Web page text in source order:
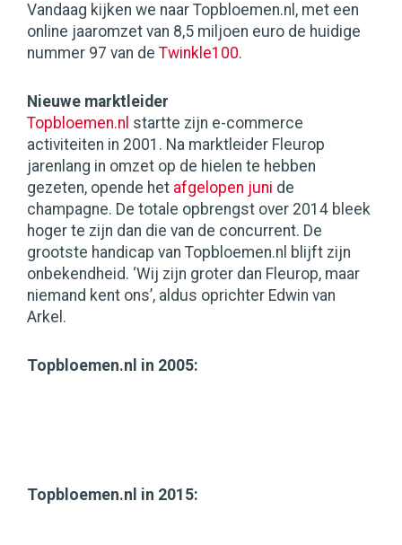
Vandaag kijken we naar Topbloemen.nl, met een
online jaaromzet van 8,5 miljoen euro de huidige
nummer 97 van de Twinkle100.
Nieuwe marktleider
Topbloemen.nl startte zijn e-commerce
activiteiten in 2001. Na marktleider Fleurop
jarenlang in omzet op de hielen te hebben
gezeten, opende het afgelopen juni de
champagne. De totale opbrengst over 2014 bleek
hoger te zijn dan die van de concurrent. De
grootste handicap van Topbloemen.nl blijft zijn
onbekendheid. ‘Wij zijn groter dan Fleurop, maar
niemand kent ons’, aldus oprichter Edwin van
Arkel.
Topbloemen.nl in 2005:
Topbloemen.nl in 2015: